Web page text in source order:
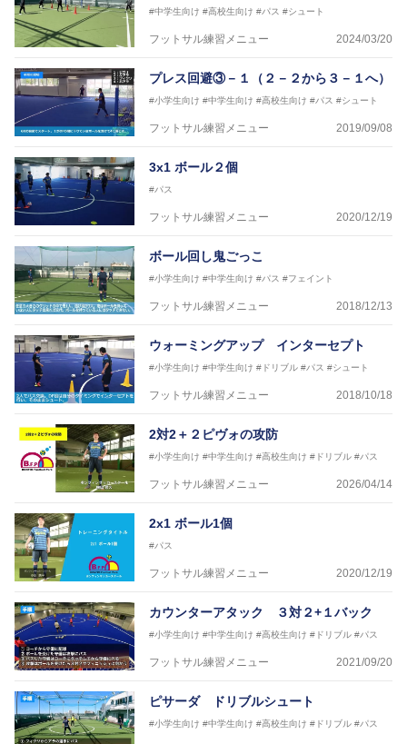
表監督
日本サッカー協会フットサルインストラクター、AFC
（アジアサッカー連盟）フットサルインストラクター
【資格】
JFA公認A級コーチジェネラルライセンス・JFA公認フ
ットサルB級コーチライセンス
横山 哲久
【指導歴】
ASV ペスカドーラ町田 監督、FC VIGORE 監督
【資格】
日本サッカー協会公認B級ライセンス・日本サッカー
協会公認フットサルB級ライセンス
※全コーチボンフィンサッカースクール所属
#中学生向け #高校生向け #パス #シュート
フットサル練習メニュー 2024/03/20
プレス回避③－１（２－２から３－１へ）
#小学生向け #中学生向け #高校生向け #パス #シュート
フットサル練習メニュー 2019/09/08
3x1 ボール２個
#パス
フットサル練習メニュー 2020/12/19
ボール回し鬼ごっこ
#小学生向け #中学生向け #パス #フェイント
フットサル練習メニュー 2018/12/13
ウォーミングアップ インターセプト
#小学生向け #中学生向け #ドリブル #パス #シュート
フットサル練習メニュー 2018/10/18
2対2＋２ピヴォの攻防
#小学生向け #中学生向け #高校生向け #ドリブル #パス
フットサル練習メニュー 2026/04/14
2x1 ボール1個
#パス
フットサル練習メニュー 2020/12/19
カウンターアタック ３対２+１バック
#小学生向け #中学生向け #高校生向け #ドリブル #パス
フットサル練習メニュー 2021/09/20
ピサーダ ドリブルシュート
#小学生向け #中学生向け #高校生向け #ドリブル #パス